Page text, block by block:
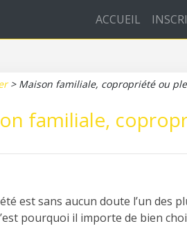
ACCUEIL
> Maison familiale, copropriété ou
familiale,
est sans aucun doute l’un des
pourquoi il importe de bien